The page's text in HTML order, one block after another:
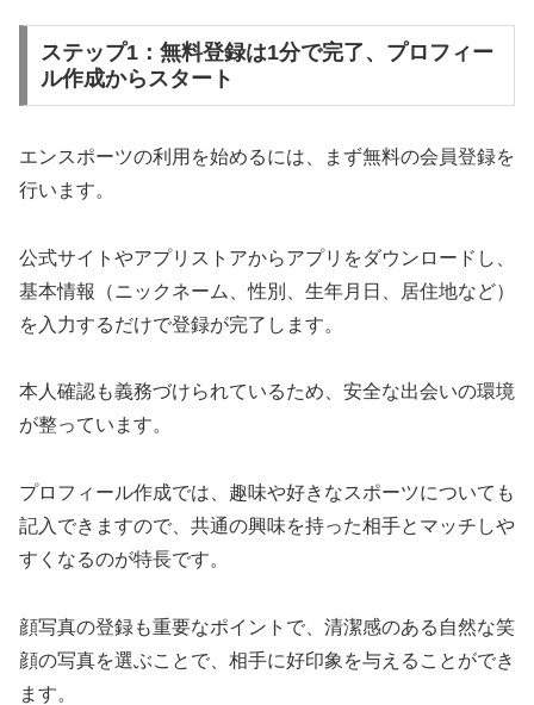
ステップ1：無料登録は1分で完了、プロフィー
ル作成からスタート
エンスポーツの利用を始めるには、まず無料の会員登録を
行います。
公式サイトやアプリストアからアプリをダウンロードし、
基本情報（ニックネーム、性別、生年月日、居住地など）
を入力するだけで登録が完了します。
本人確認も義務づけられているため、安全な出会いの環境
が整っています。
プロフィール作成では、趣味や好きなスポーツについても
記入できますので、共通の興味を持った相手とマッチしや
すくなるのが特長です。
顔写真の登録も重要なポイントで、清潔感のある自然な笑
顔の写真を選ぶことで、相手に好印象を与えることができ
ます。